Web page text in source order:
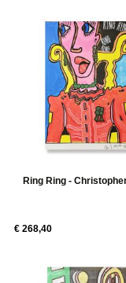
Ring Ring -
€ 268,40